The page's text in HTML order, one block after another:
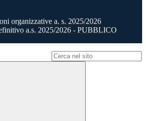
organizzative a. s. 2025/2026
a.s. 2025/2026 - PUBBLICO